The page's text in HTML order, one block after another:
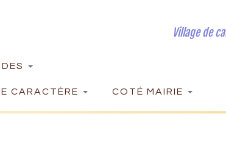
Village de
CARACTÈRE COTÉ MAIRIE